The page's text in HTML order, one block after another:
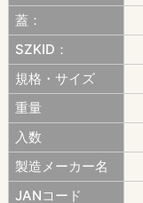
蓋：
SZKID：
規格・サイズ
重量
入数
製造メーカー名
JANコード